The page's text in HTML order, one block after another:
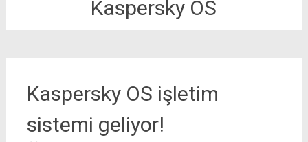
Kaspersky OS
Kaspersky OS işletim
sistemi geliyor!